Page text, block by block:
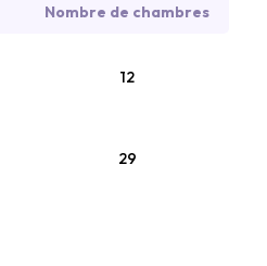
Nombre de chambres
12
29